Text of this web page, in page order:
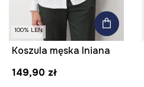
100% LEN
Koszula męska lniana
149,90 zł